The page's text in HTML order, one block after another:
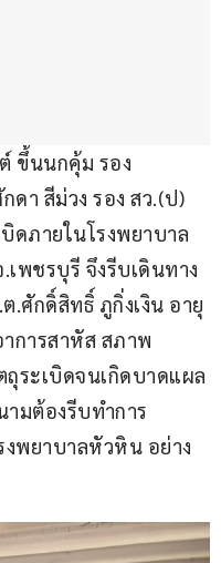
ขึ้นนกคุ้ม รอง
ดา สีม่วง รอง สว.(ป)
ดภายในโรงพยาบาล
พชรบุรี จึงรีบเดินทาง
.ศักดิ์สิทธิ์ ภูกิ่งเงิน อายุ
การสาหัส สภาพ
ถุระเบิดจนเกิดบาดแผล
ามต้องรีบทำการ
งพยาบาลหัวหิน อย่าง